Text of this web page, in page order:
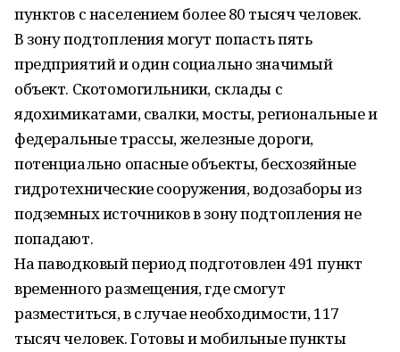
пунктов с населением более 80 тысяч человек.
В зону подтопления могут попасть пять
предприятий и один социально значимый
объект. Скотомогильники, склады с
ядохимикатами, свалки, мосты, региональные и
федеральные трассы, железные дороги,
потенциально опасные объекты, бесхозяйные
гидротехнические сооружения, водозаборы из
подземных источников в зону подтопления не
попадают.
На паводковый период подготовлен 491 пункт
временного размещения, где смогут
разместиться, в случае необходимости, 117
тысяч человек. Готовы и мобильные пункты